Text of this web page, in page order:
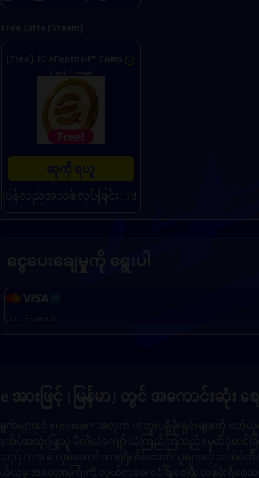
[Free] 10 eFootball™ Coins
Limit: 1 /week
ဆုကို ရယူ
ပြန်လည်အသစ်လုပ်ခြင်း: 7d